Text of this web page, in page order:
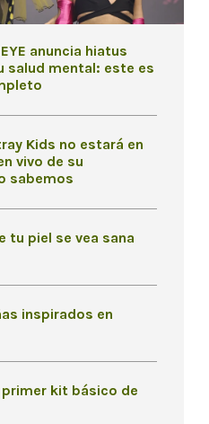
anuncia hiatus
salud mental: este es
Kids no estará en
vivo de su
sabemos
tu piel se vea sana
inspirados en
kit básico de